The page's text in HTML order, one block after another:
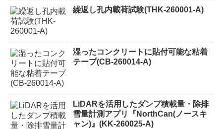
繰返し孔内載荷試験(THK-260001-A)
湿ったコンクリートに貼付可能な粘着
テープ(CB-260014-A)
LiDARを活用したダンプ積載量・除排
雪量計測アプリ『NorthCan(ノースキ
ャン)』(KK-260025-A)